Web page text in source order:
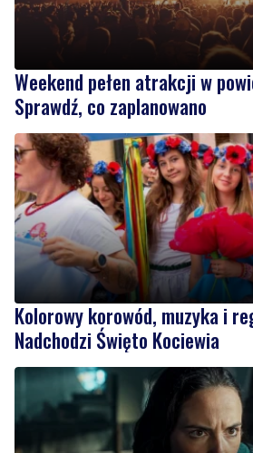
Weekend pełen atrakcji w
Sprawdź, co zaplanowano
Kolorowy korowód, muzyka i
Nadchodzi Święto Kociewia